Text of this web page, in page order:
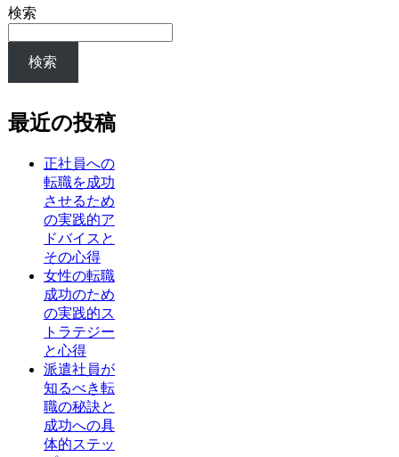
検索
検索
最近の投稿
正社員への
転職を成功
させるため
の実践的ア
ドバイスと
その心得
女性の転職
成功のため
の実践的ス
トラテジー
と心得
派遣社員が
知るべき転
職の秘訣と
成功への具
体的ステッ